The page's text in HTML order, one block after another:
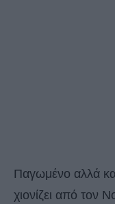
Παγωμένο αλλά
χιονίζει από τον